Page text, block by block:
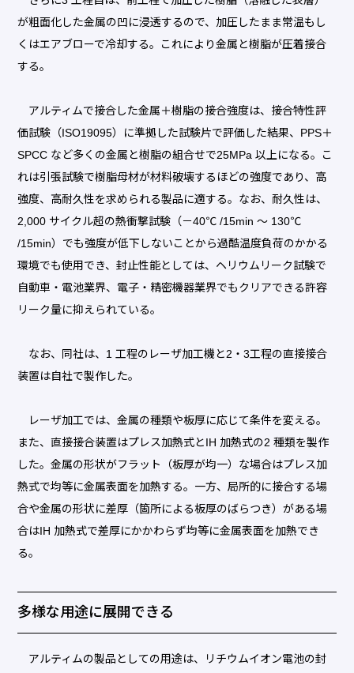
が粗面化した金属の凹に浸透するので、加圧したまま常温もし
くはエアブローで冷却する。これにより金属と樹脂が圧着接合
する。
アルティムで接合した金属＋樹脂の接合強度は、接合特性評
価試験（ISO19095）に準拠した試験片で評価した結果、PPS＋
SPCC など多くの金属と樹脂の組合せで25MPa 以上になる。こ
れは引張試験で樹脂母材が材料破壊するほどの強度であり、高
強度、高耐久性を求められる製品に適する。なお、耐久性は、
2,000 サイクル超の熱衝撃試験（－40℃ /15min ～ 130℃
/15min）でも強度が低下しないことから過酷温度負荷のかかる
環境でも使用でき、封止性能としては、ヘリウムリーク試験で
自動車・電池業界、電子・精密機器業界でもクリアできる許容
リーク量に抑えられている。
なお、同社は、1 工程のレーザ加工機と2・3工程の直接接合
装置は自社で製作した。
レーザ加工では、金属の種類や板厚に応じて条件を変える。
また、直接接合装置はプレス加熱式とIH 加熱式の2 種類を製作
した。金属の形状がフラット（板厚が均一）な場合はプレス加
熱式で均等に金属表面を加熱する。一方、局所的に接合する場
合や金属の形状に差厚（箇所による板厚のばらつき）がある場
合はIH 加熱式で差厚にかかわらず均等に金属表面を加熱でき
る。
多様な用途に展開できる
アルティムの製品としての用途は、リチウムイオン電池の封